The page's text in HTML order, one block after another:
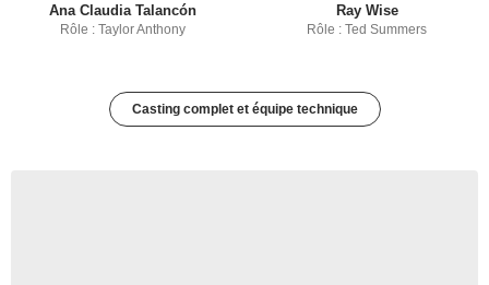
Ana Claudia Talancón
Rôle : Taylor Anthony
Ray Wise
Rôle : Ted Summers
Casting complet et équipe technique